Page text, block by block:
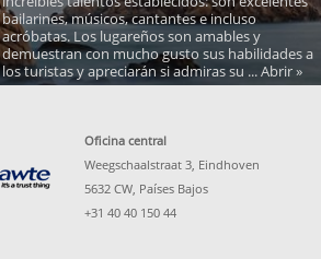
bailarines, músicos, cantantes e incluso
acróbatas. Los lugareños son amables y
demuestran con mucho gusto sus habilidades a
los turistas y apreciarán si admiras su ... Abrir »
Oficina central
Weegschaalstraat 3, Eindhoven
5632 CW, Países Bajos
+31 40 40 150 44